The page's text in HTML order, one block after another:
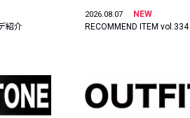
紹介
2026.08.07
NEW
RECOMMEND ITEM vol.334